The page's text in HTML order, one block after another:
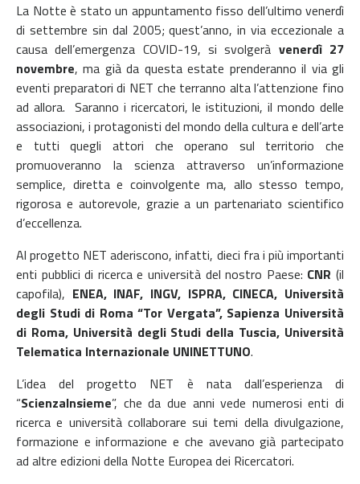
La Notte è stato un appuntamento fisso dell’ultimo venerdì
di settembre sin dal 2005; quest’anno, in via eccezionale a
causa dell’emergenza COVID-19, si svolgerà venerdì 27
novembre, ma già da questa estate prenderanno il via gli
eventi preparatori di NET che terranno alta l’attenzione fino
ad allora. Saranno i ricercatori, le istituzioni, il mondo delle
associazioni, i protagonisti del mondo della cultura e dell’arte
e tutti quegli attori che operano sul territorio che
promuoveranno la scienza attraverso un’informazione
semplice, diretta e coinvolgente ma, allo stesso tempo,
rigorosa e autorevole, grazie a un partenariato scientifico
d’eccellenza.
Al progetto NET aderiscono, infatti, dieci fra i più importanti
enti pubblici di ricerca e università del nostro Paese: CNR (il
capofila), ENEA, INAF, INGV, ISPRA, CINECA, Università
degli Studi di Roma “Tor Vergata”, Sapienza Università
di Roma, Università degli Studi della Tuscia, Università
Telematica Internazionale UNINETTUNO.
L’idea del progetto NET è nata dall’esperienza di
“ScienzaInsieme”, che da due anni vede numerosi enti di
ricerca e università collaborare sui temi della divulgazione,
formazione e informazione e che avevano già partecipato
ad altre edizioni della Notte Europea dei Ricercatori.